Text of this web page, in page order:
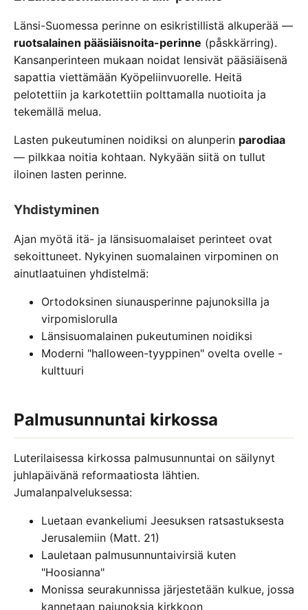
Länsi-Suomessa perinne on esikristillistä alkuperää —
ruotsalainen pääsiäisnoita-perinne (påskkärring).
Kansanperinteen mukaan noidat lensivät pääsiäisenä
sapattia viettämään Kyöpeliinvuorelle. Heitä
pelotettiin ja karkotettiin polttamalla nuotioita ja
tekemällä melua.
Lasten pukeutuminen noidiksi on alunperin parodiaa
— pilkkaa noitia kohtaan. Nykyään siitä on tullut
iloinen lasten perinne.
Yhdistyminen
Ajan myötä itä- ja länsisuomalaiset perinteet ovat
sekoittuneet. Nykyinen suomalainen virpominen on
ainutlaatuinen yhdistelmä:
Ortodoksinen siunausperinne pajunoksilla ja
virpomislorulla
Länsisuomalainen pukeutuminen noidiksi
Moderni "halloween-tyyppinen" ovelta ovelle -
kulttuuri
Palmusunnuntai kirkossa
Luterilaisessa kirkossa palmusunnuntai on säilynyt
juhlapäivänä reformaatiosta lähtien.
Jumalanpalveluksessa:
Luetaan evankeliumi Jeesuksen ratsastuksesta
Jerusalemiin (Matt. 21)
Lauletaan palmusunnuntaivirsiä kuten
"Hoosianna"
Monissa seurakunnissa järjestetään kulkue, jossa
kannetaan pajunoksia kirkkoon